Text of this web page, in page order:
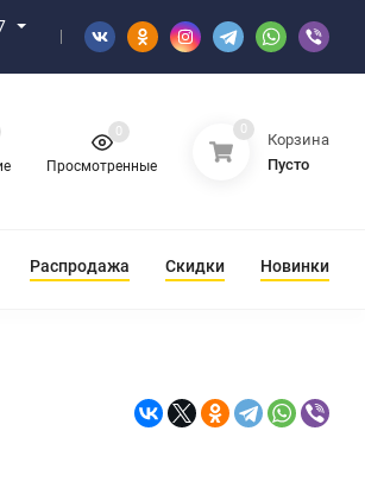
Просмотренные
0 0
Корзина
Пусто
Распродажа Скидки Новинки